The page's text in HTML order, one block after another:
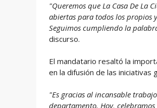
"Queremos que La Casa De La
abiertas para todos los propios
Seguimos cumpliendo la
discurso.
El mandatario resaltó la
en la difusión de las iniciativas
"Es gracias al incansable
departamento. Hoy,